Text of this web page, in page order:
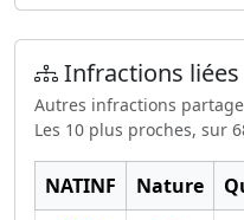
Infractions liées
Autres infractions
Les 10 plus proches, sur
NATINF Nature